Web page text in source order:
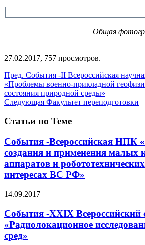
Общая
27.02.2017, 757 просмотров.
Пред. События -II Всероссийская
«Проблемы военно-прикладной
состояния природной среды»
Следующая Факультет переподготовки
Статьи по Теме
События -Всероссийская НПК
создания и применения малых
аппаратов и
интересах ВС РФ»
14.09.2017
События -XXIX Всероссийский
«Радиолокационное
сред»